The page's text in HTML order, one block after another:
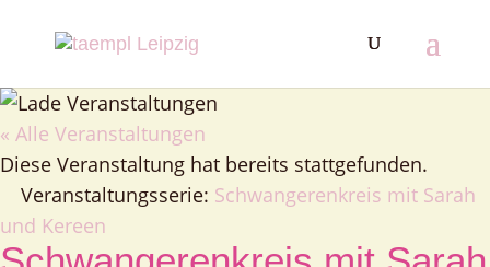
« Alle Veranstaltungen
Diese Veranstaltung hat bereits stattgefunden.
Veranstaltungsserie: Schwangerenkreis mit Sarah
und Kereen